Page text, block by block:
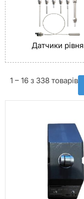
Датчики рівня
1 – 16 з 338 товарів